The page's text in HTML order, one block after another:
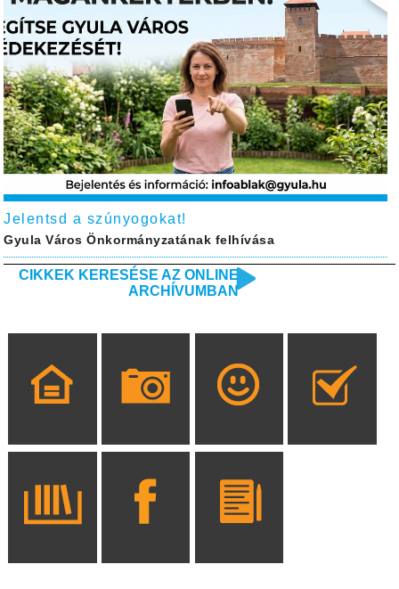
Jelentsd a szúnyogokat!
Gyula Város Önkormányzatának felhívása
CIKKEK KERESÉSE AZ ONLINE
ARCHÍVUMBAN